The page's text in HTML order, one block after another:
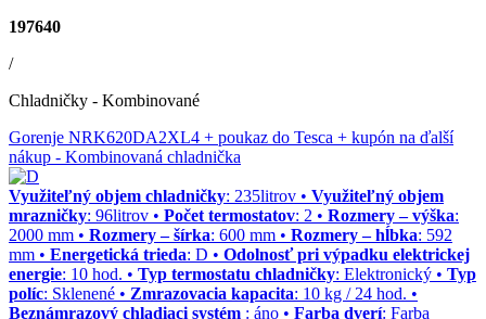
197640
/
Chladničky - Kombinované
Gorenje NRK620DA2XL4 + poukaz do Tesca + kupón na ďalší
nákup - Kombinovaná chladnička
Využiteľný objem chladničky: 235litrov • Využiteľný objem
mrazničky: 96litrov • Počet termostatov: 2 • Rozmery – výška:
2000 mm • Rozmery – šírka: 600 mm • Rozmery – hĺbka: 592
mm • Energetická trieda: D • Odolnosť pri výpadku elektrickej
energie: 10 hod. • Typ termostatu chladničky: Elektronický • Typ
políc: Sklenené • Zmrazovacia kapacita: 10 kg / 24 hod. •
Beznámrazový chladiaci systém : áno • Farba dverí: Farba